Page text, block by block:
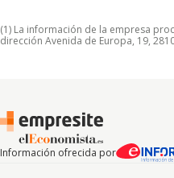
(1) La información de la empresa
dirección Avenida de Europa, 19,
Información ofrecida por